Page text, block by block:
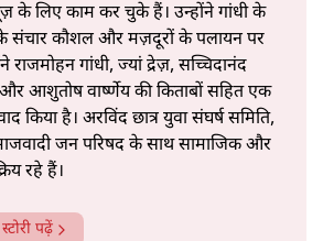
के लिए काम कर चुके हैं। उन्होंने गांधी के
संचार कौशल और मज़दूरों के पलायन पर
राजमोहन गांधी, ज्यां द्रेज़, सच्चिदानंद
आशुतोष वार्ष्णेय की किताबों सहित एक
किया है। अरविंद छात्र युवा संघर्ष समिति,
जन परिषद के साथ सामाजिक और
रहे हैं।
पढ़ें